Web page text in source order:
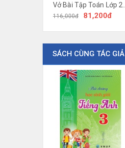
Vở Bài Tập Toán Lớp 2
(Bám Sát SGK Kết Nối
116,000đ 81,200đ
SÁCH CÙNG TÁC GIẢ